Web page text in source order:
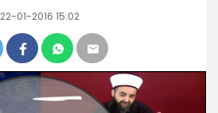
22-01-2016 15:02